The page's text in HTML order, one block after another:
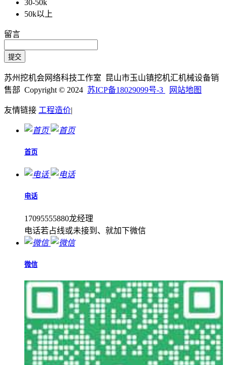
30-50k
50k以上
留言
苏州挖机会网络科技工作室 昆山市玉山镇挖机汇机械设备销
售部 Copyright © 2024 苏ICP备18029099号-3 网站地图
友情链接 工程造价|
首页
电话
17095555880龙经理
电话若占线或未接到、就加下微信
微信